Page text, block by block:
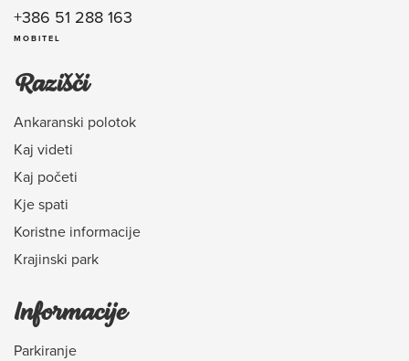
+386 51 288 163
MOBITEL
Razišči
Ankaranski polotok
Kaj videti
Kaj početi
Kje spati
Koristne informacije
Krajinski park
Informacije
Parkiranje